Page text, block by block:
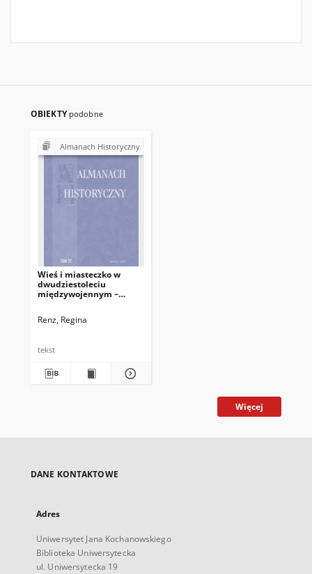
OBIEKTY podobne
Almanach Historyczny
Wieś i miasteczko w
dwudziestoleciu
międzywojennym –
Renz, Regina
tekst
Więcej
DANE KONTAKTOWE
Adres
Uniwersytet Jana Kochanowskiego
Biblioteka Uniwersytecka
ul. Uniwersytecka 19